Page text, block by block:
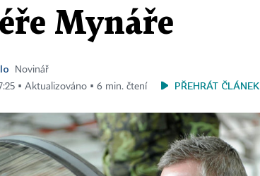
Mynáře
Novinář
▪ Aktualizováno ▪ 6 min. čtení
PŘEHRÁT ČLÁNEK